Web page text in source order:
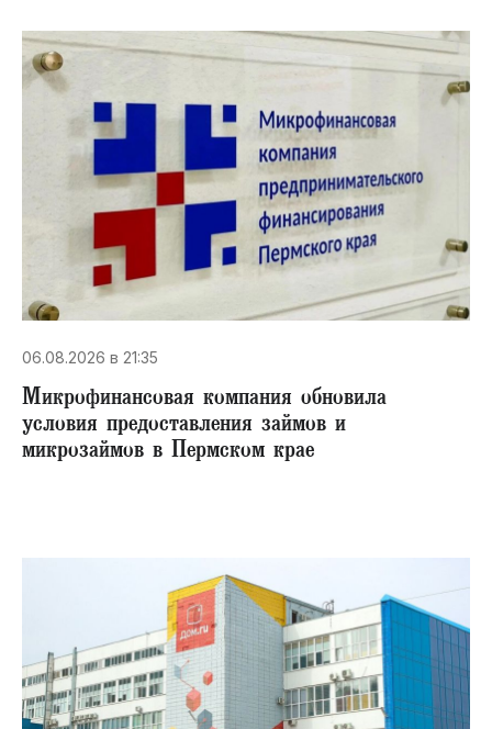
06.08.2026 в 21:35
Микрофинансовая компания обновила
условия предоставления займов и
микрозаймов в Пермском крае